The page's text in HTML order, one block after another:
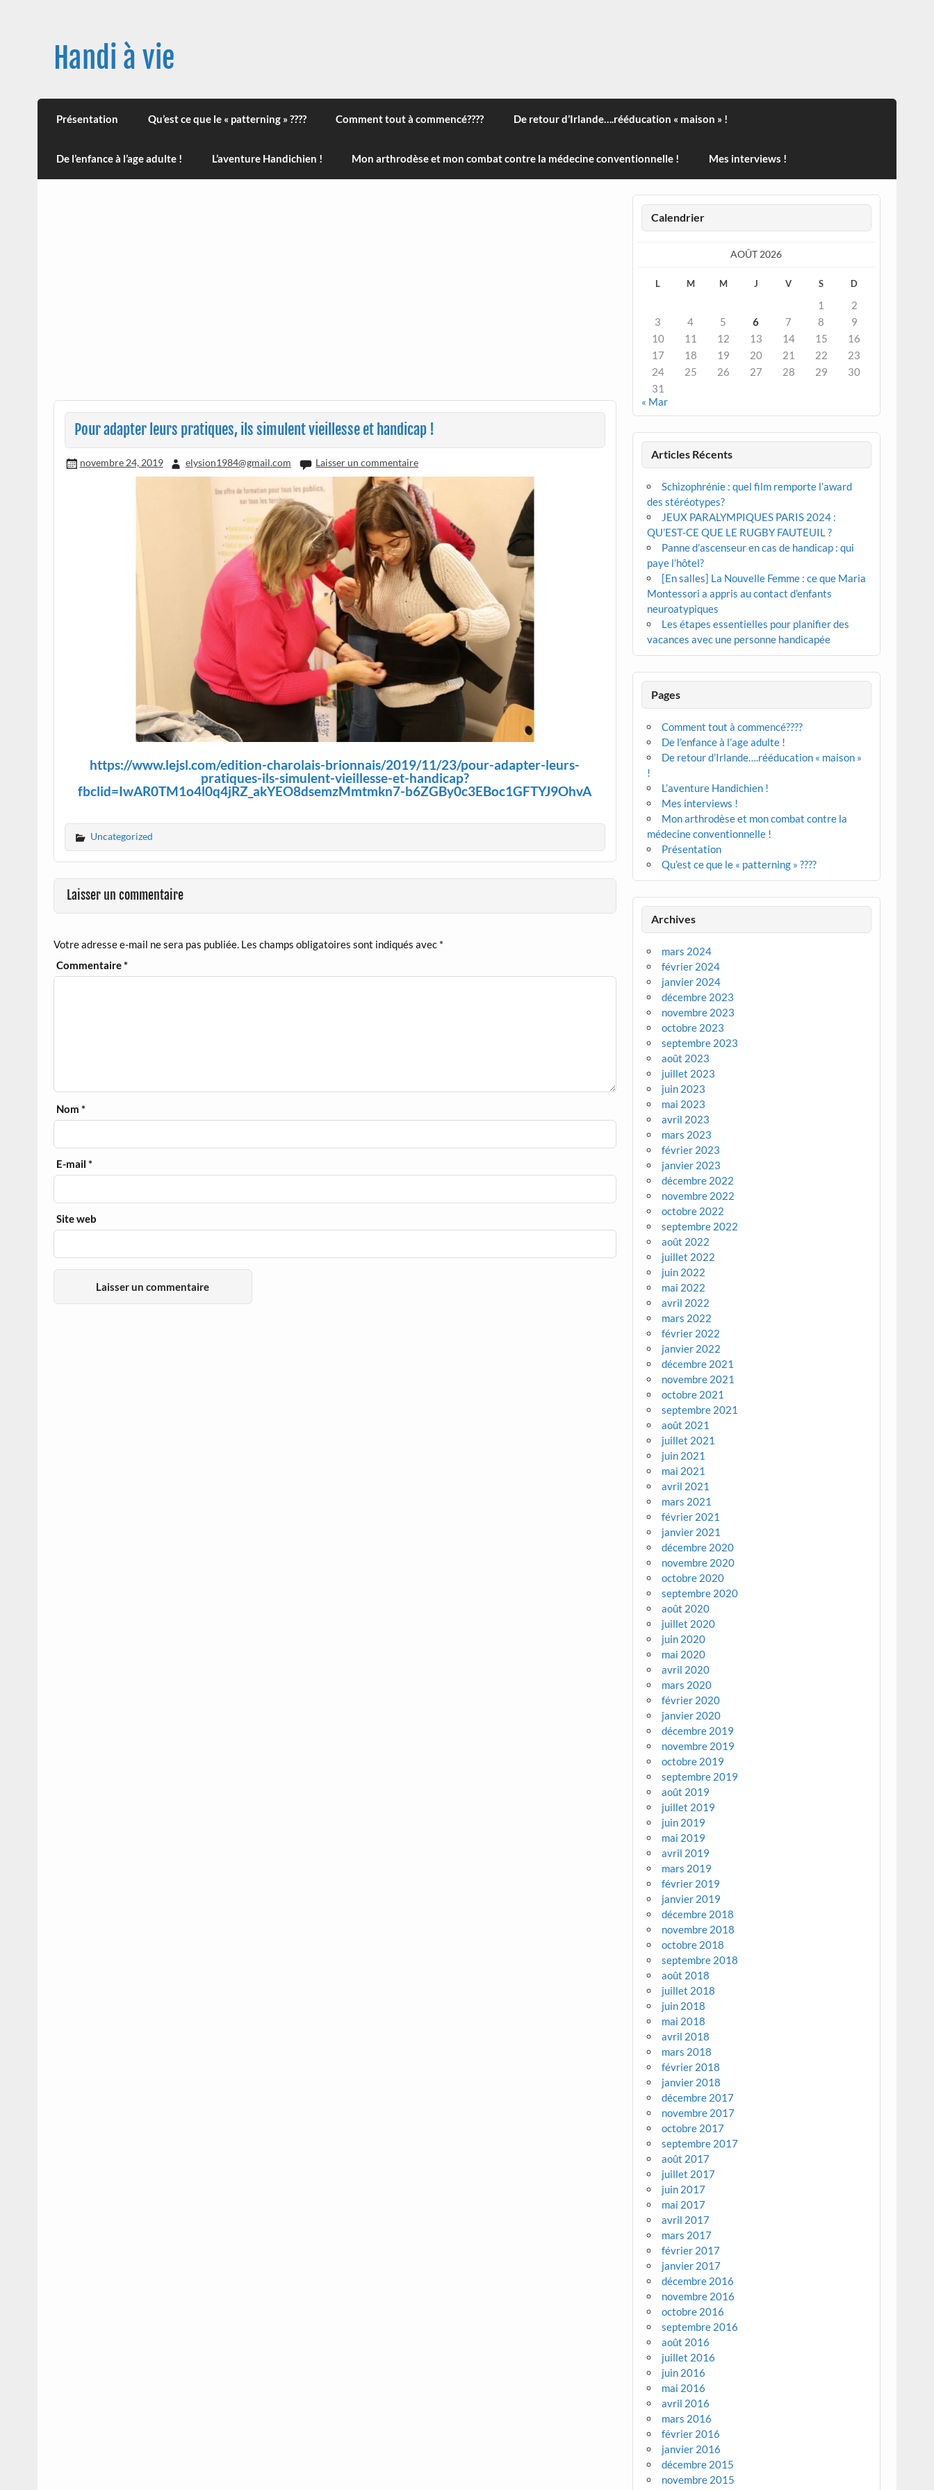
Handi à vie
Une image positive du handicap, en France et à travers le monde, des nouveautés technologiques , de l'handisport , des actualités sur la santé, sur les vaccins, de
leur impact sur la santé (mon histoire est dans le menu) ! Bonne visite
Présentation Qu’est ce que le « patterning » ???? Comment tout à commencé???? De retour d’Irlande….rééducation « maison » !
De l’enfance à l’age adulte ! L’aventure Handichien ! Mon arthrodèse et mon combat contre la médecine conventionnelle ! Mes interviews !
Pour adapter leurs pratiques, ils simulent vieillesse et handicap !
novembre 24, 2019 elysion1984@gmail.com Laisser un commentaire
https://www.lejsl.com/edition-charolais-brionnais/2019/11/23/pour-adapter-leurs-
pratiques-ils-simulent-vieillesse-et-handicap?
fbclid=IwAR0TM1o4l0q4jRZ_akYEO8dsemzMmtmkn7-b6ZGBy0c3EBoc1GFTYJ9OhvA
Uncategorized
Laisser un commentaire
Votre adresse e-mail ne sera pas publiée. Les champs obligatoires sont indiqués avec *
Commentaire*
Nom*
E-mail*
Site web
Calendrier
AOÛT 2026
L M M J V S D
1
2
3
4 5 6 7 8
9
10
11 12 13 14 15
16
17
18 19 20 21 22
23
24
25 26 27 28 29
30
31
« Mar
Articles Récents
Schizophrénie : quel film remporte l’award
des stéréotypes?
JEUX PARALYMPIQUES PARIS 2024 :
QU’EST-CE QUE LE RUGBY FAUTEUIL ?
Panne d’ascenseur en cas de handicap : qui
paye l’hôtel?
[En salles] La Nouvelle Femme : ce que Maria
Montessori a appris au contact d’enfants
neuroatypiques
Les étapes essentielles pour planifier des
vacances avec une personne handicapée
Pages
Comment tout à commencé????
De l’enfance à l’age adulte !
De retour d’Irlande….rééducation « maison »
!
L’aventure Handichien !
Mes interviews !
Mon arthrodèse et mon combat contre la
médecine conventionnelle !
Présentation
Qu’est ce que le « patterning » ????
Archives
mars 2024
février 2024
janvier 2024
décembre 2023
novembre 2023
octobre 2023
septembre 2023
août 2023
juillet 2023
juin 2023
mai 2023
avril 2023
mars 2023
février 2023
janvier 2023
décembre 2022
novembre 2022
octobre 2022
septembre 2022
août 2022
juillet 2022
juin 2022
mai 2022
avril 2022
mars 2022
février 2022
janvier 2022
décembre 2021
novembre 2021
octobre 2021
septembre 2021
août 2021
juillet 2021
juin 2021
mai 2021
avril 2021
mars 2021
février 2021
janvier 2021
décembre 2020
novembre 2020
octobre 2020
septembre 2020
août 2020
juillet 2020
juin 2020
mai 2020
avril 2020
mars 2020
février 2020
janvier 2020
décembre 2019
novembre 2019
octobre 2019
septembre 2019
août 2019
juillet 2019
juin 2019
mai 2019
avril 2019
mars 2019
février 2019
janvier 2019
décembre 2018
novembre 2018
octobre 2018
septembre 2018
août 2018
juillet 2018
juin 2018
mai 2018
avril 2018
mars 2018
février 2018
janvier 2018
décembre 2017
novembre 2017
octobre 2017
septembre 2017
août 2017
juillet 2017
juin 2017
mai 2017
avril 2017
mars 2017
février 2017
janvier 2017
décembre 2016
novembre 2016
octobre 2016
septembre 2016
août 2016
juillet 2016
juin 2016
mai 2016
avril 2016
mars 2016
février 2016
janvier 2016
décembre 2015
novembre 2015